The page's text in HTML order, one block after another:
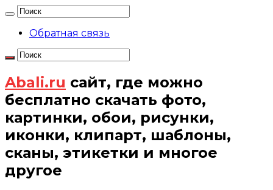
Обратная связь
Abali.ru сайт, где можно
бесплатно скачать фото,
картинки, обои, рисунки,
иконки, клипарт, шаблоны,
сканы, этикетки и многое
другое